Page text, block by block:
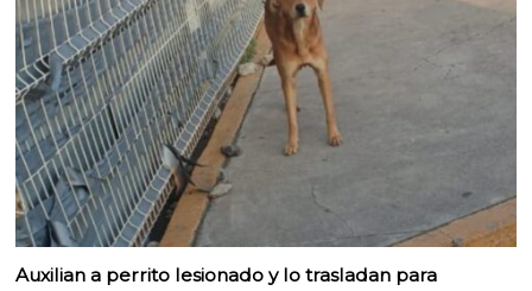
Auxilian a perrito lesionado y lo trasladan para